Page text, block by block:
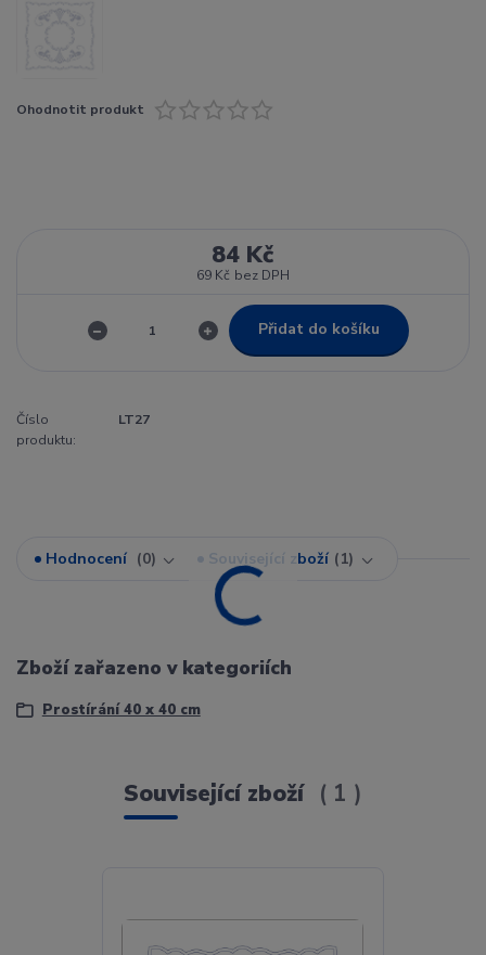
Ohodnotit produkt
84 Kč
69 Kč bez DPH
Přidat do košíku
Číslo
produktu:
LT27
Hodnocení 0 Související zboží 1
Zboží zařazeno v kategoriích
Prostírání 40 x 40 cm
Související zboží 1